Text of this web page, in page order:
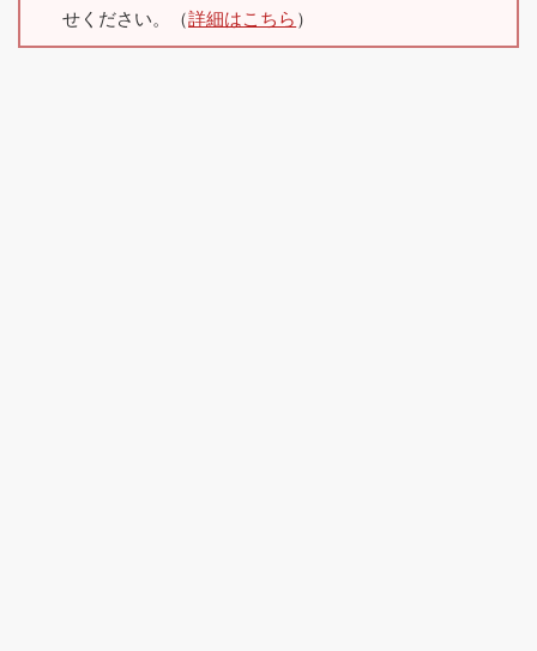
せください。（詳細はこちら ）